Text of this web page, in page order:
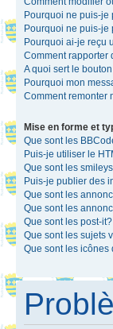
Pourquoi ne puis-je
Pourquoi ne puis-je
Pourquoi ai-je reçu
Comment rapporter
A quoi sert le
Pourquoi mon
Comment remonter
Mise en forme et
Que sont les
Puis-je utiliser le
Que sont les
Puis-je publier des
Que sont les
Que sont les
Que sont les post-it?
Que sont les sujets
Que sont les icônes